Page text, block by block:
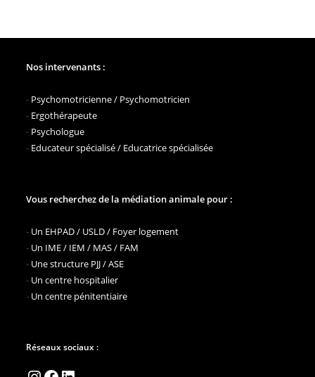
Nos intervenants :
- Psychomotricienne / Psychomotricien
- Ergothérapeute
- Psychologue
- Educateur spécialisé / Educatrice spécialisée
Vous recherchez de la médiation animale pour :
- Un EHPAD / USLD / Foyer logement
- Un IME / IEM / MAS / FAM
- Une structure PJJ / ASE
- Un centre hospitalier
- Un centre pénitentiaire
Réseaux sociaux :